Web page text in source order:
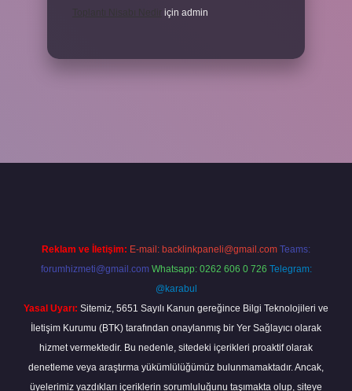
için admin
Reklam ve İletişim: E-mail: backlinkpaneli@gmail.com Teams:
forumhizmeti@gmail.com Whatsapp: 0262 606 0 726 Telegram:
@karabul
Yasal Uyarı: Sitemiz, 5651 Sayılı Kanun gereğince Bilgi Teknolojileri ve
İletişim Kurumu (BTK) tarafından onaylanmış bir Yer Sağlayıcı olarak
hizmet vermektedir. Bu nedenle, sitedeki içerikleri proaktif olarak
denetleme veya araştırma yükümlülüğümüz bulunmamaktadır. Ancak,
üyelerimiz yazdıkları içeriklerin sorumluluğunu taşımakta olup, siteye